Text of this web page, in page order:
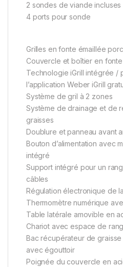
2 sondes de viande incluses
4 ports pour sonde
Grilles en fonte émaillée
Couvercle et boîtier en fonte
Technologie iGrill intégrée /
l’application Weber iGrill
Système de gril à 2 zones
Système de drainage et de
graisses
Doublure et panneau avant
Bouton d’alimentation avec
intégré
Support intégré pour un
câbles
Régulation électronique de
Thermomètre numérique
Table latérale amovible en
Chariot avec espace de
Bac récupérateur de graisse
avec égouttoir
Poignée du couvercle en